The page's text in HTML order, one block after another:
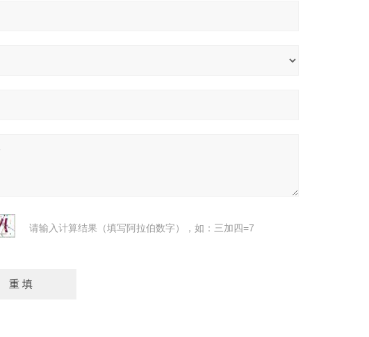
请输入计算结果（填写阿拉伯数字），如：三加四=7